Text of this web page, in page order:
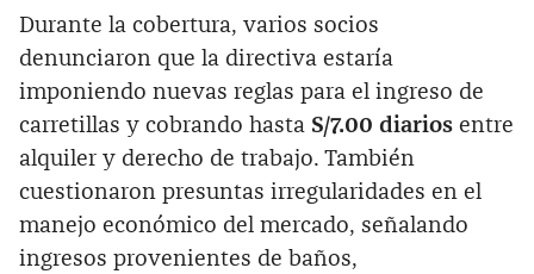
Durante la cobertura, varios socios
denunciaron que la directiva estaría
imponiendo nuevas reglas para el ingreso de
carretillas y cobrando hasta S/7.00 diarios entre
alquiler y derecho de trabajo. También
cuestionaron presuntas irregularidades en el
manejo económico del mercado, señalando
ingresos provenientes de baños,